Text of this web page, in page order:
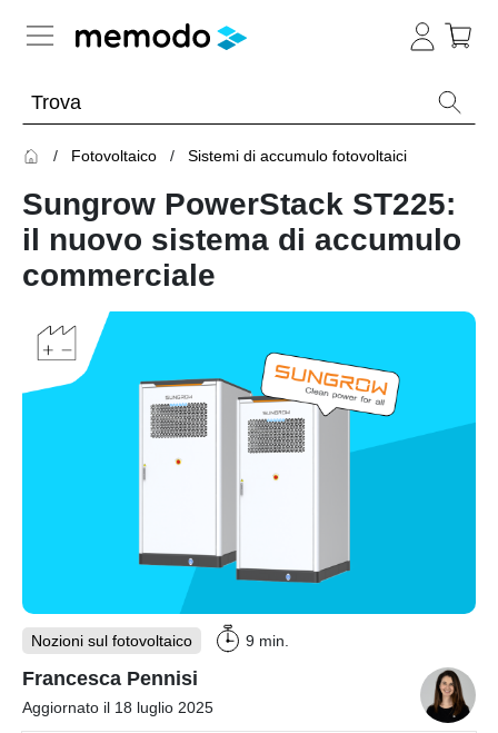
Panoramica
Archivio
-
fotovoltaico
Panoramica
Webinar
sul
Fotovoltaico
Panoramica
Argomento
Impianti
fotovoltaici
fotovoltaici
Sistemi
montaggio
Fotovoltaico Sistemi di accumulo fotovoltaici
Sungrow PowerStack ST225:
il nuovo sistema di accumulo
commerciale
Nozioni sul fotovoltaico
Aggiornato il 18 luglio 2025
9 min.
Francesca Pennisi